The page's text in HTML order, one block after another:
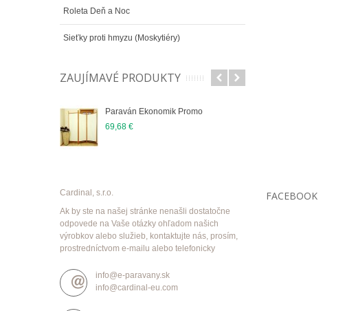
Roleta Deň a Noc
Sieťky proti hmyzu (Moskytiéry)
ZAUJÍMAVÉ PRODUKTY
Paraván Ekonomik Promo
69,68 €
Cardinal, s.r.o.
Ak by ste na našej stránke nenašli dostatočne
odpovede na Vaše otázky ohľadom našich
výrobkov alebo služieb, kontaktujte nás, prosím,
prostredníctvom e-mailu alebo telefonicky
info@e-paravany.sk
info@cardinal-eu.com
FACEBOOK